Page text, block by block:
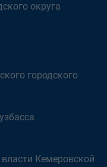
округа
городского
Кемеровской